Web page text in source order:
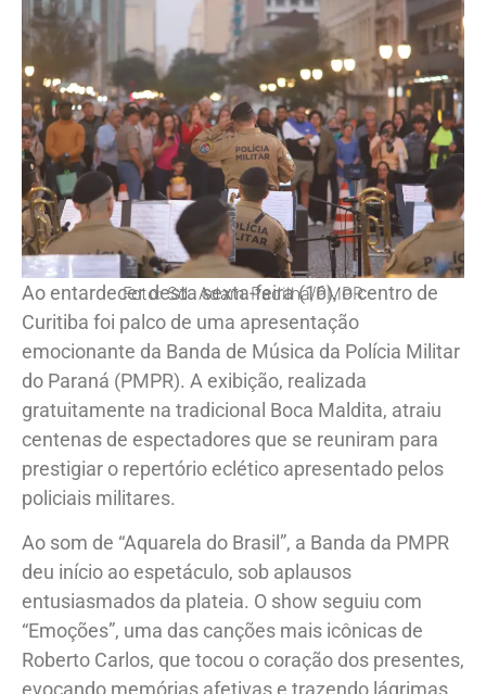
Foto: Sd. Adam Padilha/PMPR
Ao entardecer desta sexta-feira (16), o centro de
Curitiba foi palco de uma apresentação
emocionante da Banda de Música da Polícia Militar
do Paraná (PMPR). A exibição, realizada
gratuitamente na tradicional Boca Maldita, atraiu
centenas de espectadores que se reuniram para
prestigiar o repertório eclético apresentado pelos
policiais militares.
Ao som de “Aquarela do Brasil”, a Banda da PMPR
deu início ao espetáculo, sob aplausos
entusiasmados da plateia. O show seguiu com
“Emoções”, uma das canções mais icônicas de
Roberto Carlos, que tocou o coração dos presentes,